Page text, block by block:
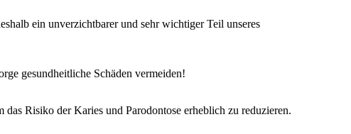
ein unverzichtbarer und sehr wichtiger Teil unseres
gesundheitliche Schäden vermeiden!
Risiko der Karies und Parodontose erheblich zu reduzieren.